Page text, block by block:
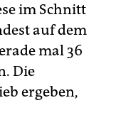
im Schnitt
auf dem
mal 36
Die
ergeben,